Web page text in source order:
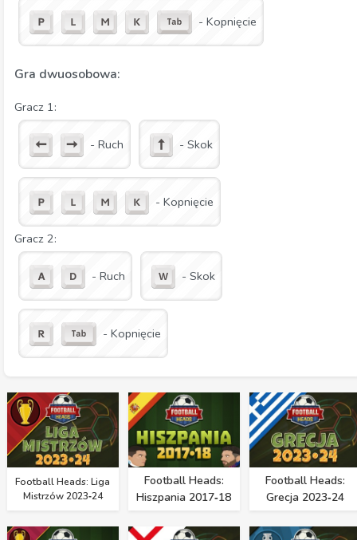
- Kopnięcie
Gra dwuosobowa:
Gracz 1:
- Ruch - Skok
- Kopnięcie
Gracz 2:
- Ruch - Skok
- Kopnięcie
Football Heads: Liga
Mistrzów 2023‑24
Football Heads:
Hiszpania 2017‑18
Football Heads:
Grecja 2023‑24